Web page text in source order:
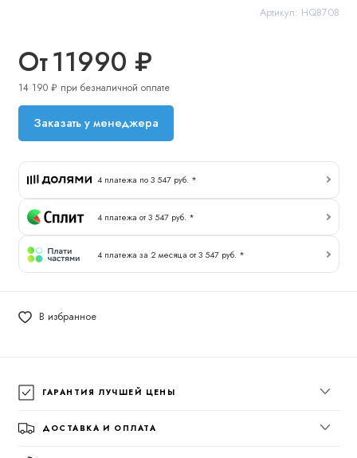
Артикул: HQ8708
От11990 ₽
14 190 ₽ при безналичной оплате
Заказать у менеджера
4 платежа по 3 547 руб. *
4 платежа от 3 547 руб. *
4 платежа за 2 месяца от 3 547 руб. *
В избранное
ГАРАНТИЯ ЛУЧШЕЙ ЦЕНЫ
ДОСТАВКА И ОПЛАТА